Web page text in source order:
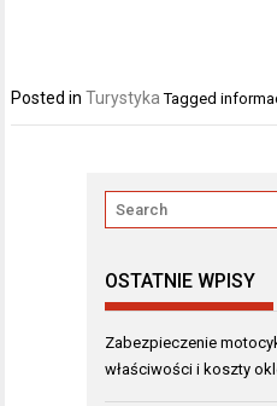
Posted inTurystyka Tagged
OSTATNIE WPISY
Zabezpieczenie
właściwości i koszty